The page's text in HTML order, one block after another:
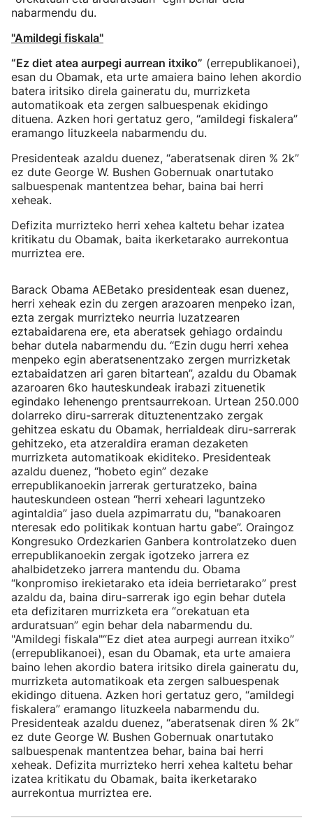
nabarmendu du.
"Amildegi fiskala"
“Ez diet atea aurpegi aurrean itxiko” (errepublikanoei),
esan du Obamak, eta urte amaiera baino lehen akordio
batera iritsiko direla gaineratu du, murrizketa
automatikoak eta zergen salbuespenak ekidingo
dituena. Azken hori gertatuz gero, “amildegi fiskalera”
eramango lituzkeela nabarmendu du.
Presidenteak azaldu duenez, “aberatsenak diren % 2k”
ez dute George W. Bushen Gobernuak onartutako
salbuespenak mantentzea behar, baina bai herri
xeheak.
Defizita murrizteko herri xehea kaltetu behar izatea
kritikatu du Obamak, baita ikerketarako aurrekontua
murriztea ere.
Barack Obama AEBetako presidenteak esan duenez,
herri xeheak ezin du zergen arazoaren menpeko izan,
ezta zergak murrizteko neurria luzatzearen
eztabaidarena ere, eta aberatsek gehiago ordaindu
behar dutela nabarmendu du. “Ezin dugu herri xehea
menpeko egin aberatsenentzako zergen murrizketak
eztabaidatzen ari garen bitartean”, azaldu du Obamak
azaroaren 6ko hauteskundeak irabazi zituenetik
egindako lehenengo prentsaurrekoan. Urtean 250.000
dolarreko diru-sarrerak dituztenentzako zergak
gehitzea eskatu du Obamak, herrialdeak diru-sarrerak
gehitzeko, eta atzeraldira eraman dezaketen
murrizketa automatikoak ekiditeko. Presidenteak
azaldu duenez, “hobeto egin” dezake
errepublikanoekin jarrerak gerturatzeko, baina
hauteskundeen ostean “herri xeheari laguntzeko
agintaldia” jaso duela azpimarratu du, "banakoaren
nteresak edo politikak kontuan hartu gabe”. Oraingoz
Kongresuko Ordezkarien Ganbera kontrolatzeko duen
errepublikanoekin zergak igotzeko jarrera ez
ahalbidetzeko jarrera mantendu du. Obama
“konpromiso irekietarako eta ideia berrietarako” prest
azaldu da, baina diru-sarrerak igo egin behar dutela
eta defizitaren murrizketa era “orekatuan eta
arduratsuan” egin behar dela nabarmendu du.
"Amildegi fiskala"“Ez diet atea aurpegi aurrean itxiko”
(errepublikanoei), esan du Obamak, eta urte amaiera
baino lehen akordio batera iritsiko direla gaineratu du,
murrizketa automatikoak eta zergen salbuespenak
ekidingo dituena. Azken hori gertatuz gero, “amildegi
fiskalera” eramango lituzkeela nabarmendu du.
Presidenteak azaldu duenez, “aberatsenak diren % 2k”
ez dute George W. Bushen Gobernuak onartutako
salbuespenak mantentzea behar, baina bai herri
xeheak. Defizita murrizteko herri xehea kaltetu behar
izatea kritikatu du Obamak, baita ikerketarako
aurrekontua murriztea ere.